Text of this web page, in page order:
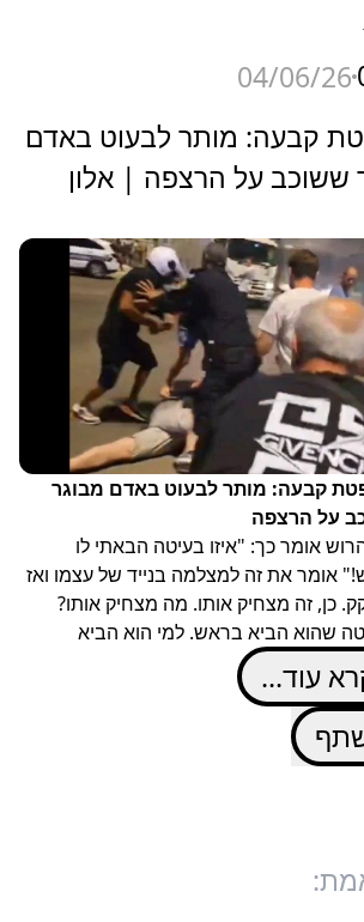
04/06/26
קבעה: מותר לבעוט באדם
ששוכב על הרצפה | אלון
קבעה: מותר לבעוט באדם מבוגר
על הרצפה
אומר כך: "איזו בעיטה הבאתי לו
אומר את זה למצלמה בנייד של עצמו ואז
כן, זה מצחיק אותו. מה מצחיק אותו?
שהוא הביא בראש. למי הוא הביא
עוד...